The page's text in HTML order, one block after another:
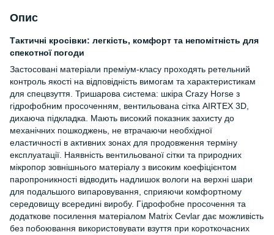
Опис
Тактичні кросівки: легкість, комфорт та непомітність для
спекотної погоди
Застосовані матеріали преміум-класу проходять ретельний
контроль якості на відповідність вимогам та характеристикам
для спецвзуття. Тришарова система: шкіра Crazy Horse з
гідрофобним просоченням, вентильована сітка AIRTEX 3D,
дихаюча підкладка. Мають високий показник захисту до
механічних пошкоджень, не втрачаючи необхідної
еластичності в активних зонах для продовження терміну
експлуатації. Наявність вентильованої сітки та природних
мікропор зовнішнього матеріалу з високим коефіцієнтом
паропроникності відводить надлишок вологи на верхні шари
для подальшого випаровування, сприяючи комфортному
середовищу всередині виробу. Гідрофобне просочення та
додаткове посилення матеріалом Matrix Cevlar дає можливість
без побоювання використовувати взуття при короткочасних